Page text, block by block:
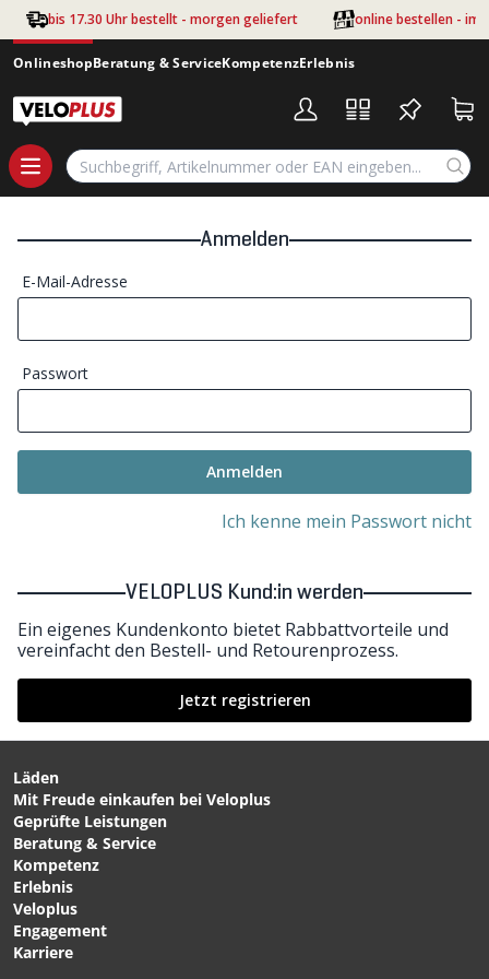
Zum Hauptinhalt springen
bis 17.30 Uhr bestellt - morgen geliefert online bestellen - im
OnlineshopBeratung & ServiceKompetenzErlebnis
Anmelden
E-Mail-Adresse
Passwort
Anmelden
Ich kenne mein Passwort nicht
VELOPLUS Kund:in werden
Ein eigenes Kundenkonto bietet Rabbattvorteile und
vereinfacht den Bestell- und Retourenprozess.
Jetzt registrieren
Läden
Mit Freude einkaufen bei Veloplus
Geprüfte Leistungen
Beratung & Service
Kompetenz
Erlebnis
Veloplus
Engagement
Karriere